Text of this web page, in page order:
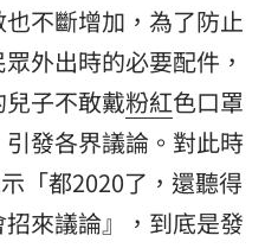
不斷增加，為了防止
外出時的必要配件，
子不敢戴粉紅色口罩
發各界議論。對此時
「都2020了，還聽得
來議論』，到底是發